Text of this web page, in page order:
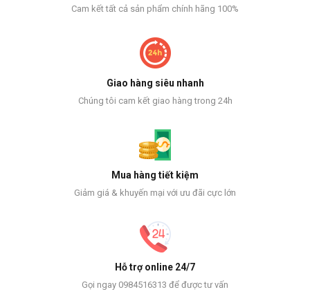
Cam kết tất cả sản phẩm chính hãng 100%
Giao hàng siêu nhanh
Chúng tôi cam kết giao hàng trong 24h
Mua hàng tiết kiệm
Giảm giá & khuyến mại với ưu đãi cực lớn
Hỗ trợ online 24/7
Gọi ngay 0984516313 để được tư vấn